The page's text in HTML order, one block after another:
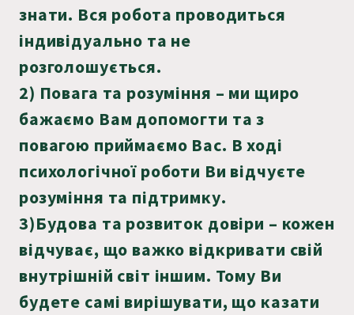
знати. Вся робота проводиться
індивідуально та не
розголошується.
2) Повага та розуміння – ми щиро
бажаємо Вам допомогти та з
повагою приймаємо Вас. В ході
психологічної роботи Ви відчуєте
розуміння та підтримку.
3)Будова та розвиток довіри – кожен
відчуває, що важко відкривати свій
внутрішній світ іншим. Тому Ви
будете самі вирішувати, що казати